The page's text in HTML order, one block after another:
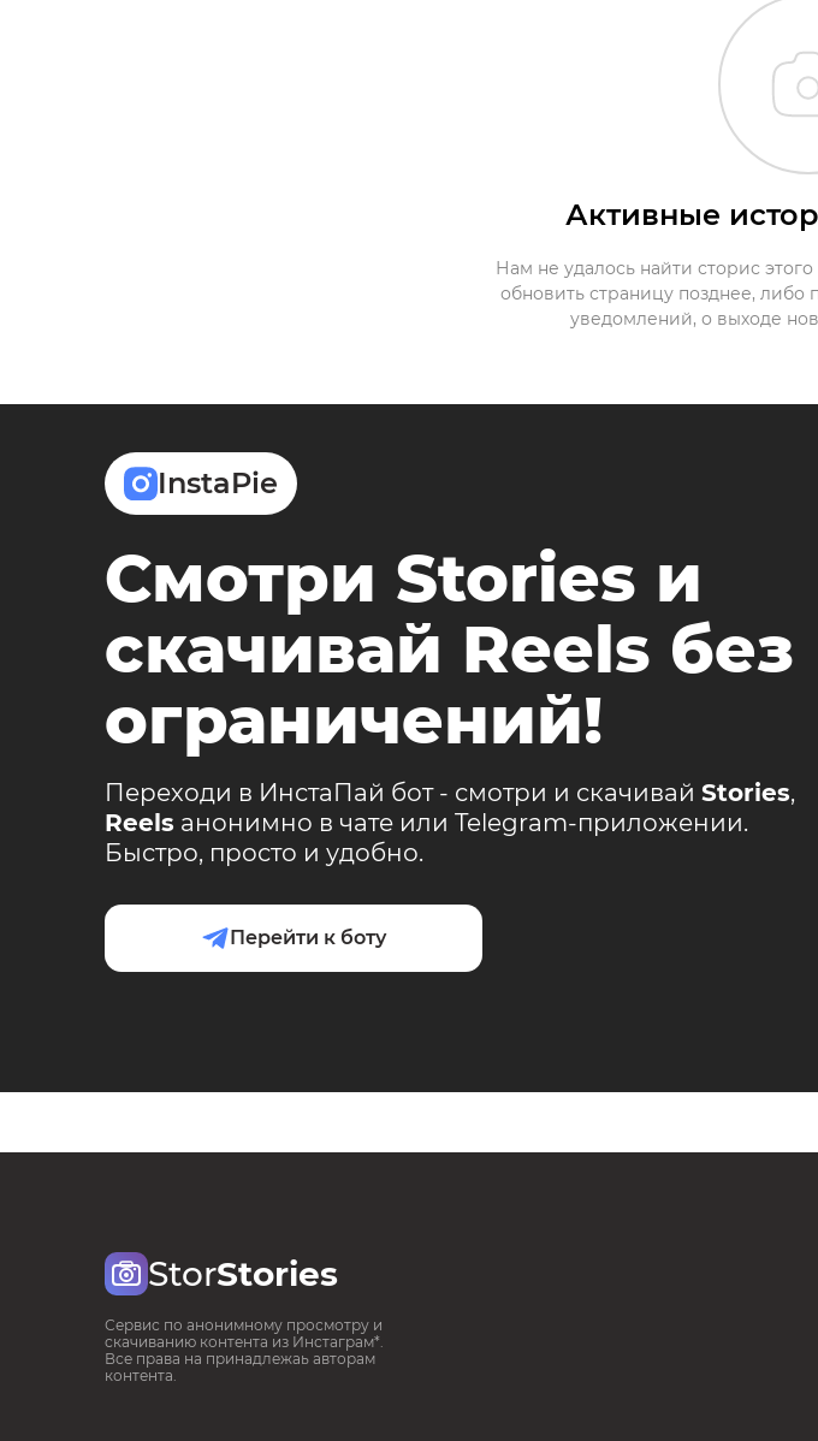
Активные
Нам не удалось найти сторис
обновить страницу позднее,
уведомлений, о выходе
InstaPie
Смотри Stories и
скачивай Reels без
ограничений!
Переходи в ИнстаПай бот - смотри и скачивай Stories,
Reels анонимно в чате или Telegram-приложении.
Быстро, просто и удобно.
Перейти к боту
StorStories
Сервис по анонимному просмотру и
скачиванию контента из Инстаграм*.
Все права на принадлежаь авторам
контента.